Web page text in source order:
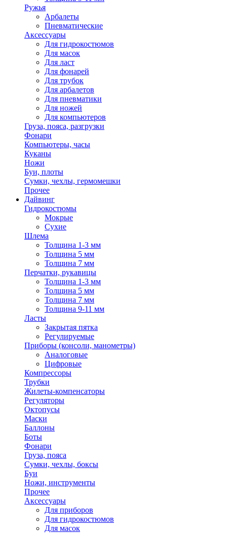
Ружья
Арбалеты
Пневматические
Аксессуары
Для гидрокостюмов
Для масок
Для ласт
Для фонарей
Для трубок
Для арбалетов
Для пневматики
Для ножей
Для компьютеров
Груза, пояса, разгрузки
Фонари
Компьютеры, часы
Куканы
Ножи
Буи, плоты
Сумки, чехлы, гермомешки
Прочее
Дайвинг
Гидрокостюмы
Мокрые
Сухие
Шлема
Толщина 1-3 мм
Толщина 5 мм
Толщина 7 мм
Перчатки, рукавицы
Толщина 1-3 мм
Толщина 5 мм
Толщина 7 мм
Толщина 9-11 мм
Ласты
Закрытая пятка
Регулируемые
Приборы (консоли, манометры)
Аналоговые
Цифровые
Компрессоры
Трубки
Жилеты-компенсаторы
Регуляторы
Октопусы
Маски
Баллоны
Боты
Фонари
Груза, пояса
Сумки, чехлы, боксы
Буи
Ножи, инструменты
Прочее
Аксессуары
Для приборов
Для гидрокостюмов
Для масок